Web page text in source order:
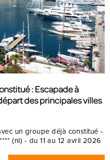
: Escapade à
des principales villes
un groupe déjà constitué -
(nl) - du 11 au 12 avril 2026